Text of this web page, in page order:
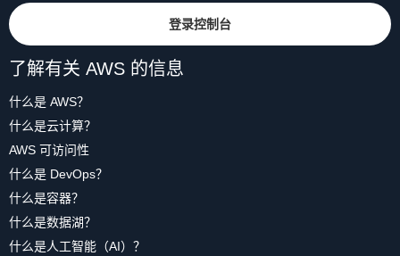
登录控制台
了解有关 AWS 的信息
什么是 AWS？
什么是云计算？
AWS 可访问性
什么是 DevOps？
什么是容器？
什么是数据湖？
什么是人工智能（AI）？